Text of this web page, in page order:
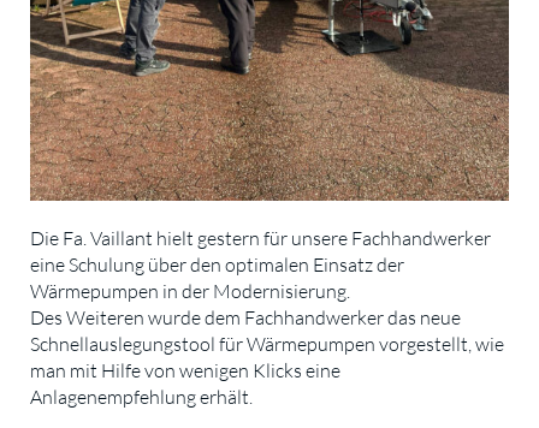
Die Fa. Vaillant hielt gestern für unsere Fachhandwerker
eine Schulung über den optimalen Einsatz der
Wärmepumpen in der Modernisierung.
Des Weiteren wurde dem Fachhandwerker das neue
Schnellauslegungstool für Wärmepumpen vorgestellt, wie
man mit Hilfe von wenigen Klicks eine
Anlagenempfehlung erhält.